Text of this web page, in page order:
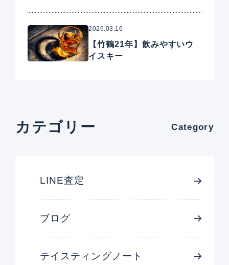
2026.03.16
【竹鶴21年】飲みやすいウ
イスキー
カテゴリー Category
LINE査定
ブログ
テイスティングノート